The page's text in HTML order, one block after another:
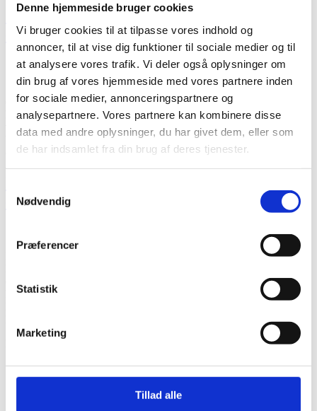
Denne hjemmeside bruger cookies
Vi bruger cookies til at tilpasse vores indhold og
annoncer, til at vise dig funktioner til sociale medier og til
at analysere vores trafik. Vi deler også oplysninger om
din brug af vores hjemmeside med vores partnere inden
for sociale medier, annonceringspartnere og
analysepartnere. Vores partnere kan kombinere disse
data med andre oplysninger, du har givet dem, eller som
de har indsamlet fra din brug af deres tjenester.
Nødvendig
Præferencer
Statistik
Marketing
Tillad alle
Sådan får din virksomhed en ISO
certificering
Sådan får din virksomhed en ISO certificering En ISO certificering
er et stærkt tiltag, som bidrager til at forbedre virksomhedens
kvalitetsledelsessystem. Hos Valcert er vi eksperter i at hjælpe
virksomheder med at opnå en ISO certificering, og i dette
blogindlæg vil vi tage dig gennem de trin, der er i vores
certificeringsproces. ISO certificeringens standarder […]
certifikatet til virksomheder
ISO 9001 certificering – Udstedelse af certifikatet til virksomheder
din virksomheds brand og giver jeres kunder en garanti for
kvaliteten af jeres virksomhed og produkt. En certificering i
kvalitetssystem på plads. I dette blogindlæg vil du komme […]
dennich@valcert.dk